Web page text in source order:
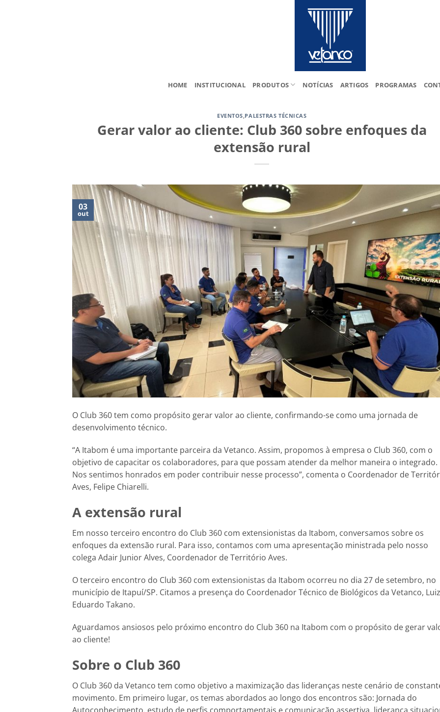
HOME INSTITUCIONAL PRODUTOS NOTÍCIAS ARTIGOS PROGRAMAS
EVENTOS,PALESTRAS TÉCNICAS
Gerar valor ao cliente: Club 360 sobre enfoques da
extensão rural
03
out
O Club 360 tem como propósito gerar valor ao cliente, confirmando-se como uma jornada de
desenvolvimento técnico.
“A Itabom é uma importante parceira da Vetanco. Assim, propomos à empresa o Club 360, com o
objetivo de capacitar os colaboradores, para que possam atender da melhor maneira o integrado.
Nos sentimos honrados em poder contribuir nesse processo”, comenta o Coordenador de
Aves, Felipe Chiarelli.
A extensão rural
Em nosso terceiro encontro do Club 360 com extensionistas da Itabom, conversamos sobre os
enfoques da extensão rural. Para isso, contamos com uma apresentação ministrada pelo nosso
colega Adair Junior Alves, Coordenador de Território Aves.
O terceiro encontro do Club 360 com extensionistas da Itabom ocorreu no dia 27 de setembro, no
município de Itapuí/SP. Citamos a presença do Coordenador Técnico de Biológicos da Vetanco, Luiz
Eduardo Takano.
Aguardamos ansiosos pelo próximo encontro do Club 360 na Itabom com o propósito de gerar
ao cliente!
Sobre o Club 360
O Club 360 da Vetanco tem como objetivo a maximização das lideranças neste cenário de
movimento. Em primeiro lugar, os temas abordados ao longo dos encontros são: Jornada do